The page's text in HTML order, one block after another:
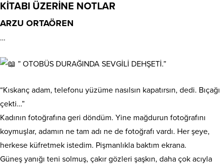
KİTABI ÜZERİNE NOTLAR
ARZU ORTAÖREN
…
” OTOBÜS DURAĞINDA SEVGİLİ DEHŞETİ.”
“Kıskanç adam, telefonu yüzüme nasılsın kapatırsın, dedi. Bıçağı
çekti…”
Kadının fotoğrafına geri döndüm. Yine mağdurun fotoğrafını
koymuşlar, adamın ne tam adı ne de fotoğrafı vardı. Her şeye,
herkese küfretmek istedim. Pişmanlıkla baktım ekrana.
Güneş yanığı teni solmuş, çakır gözleri şaşkın, daha çok acıyla